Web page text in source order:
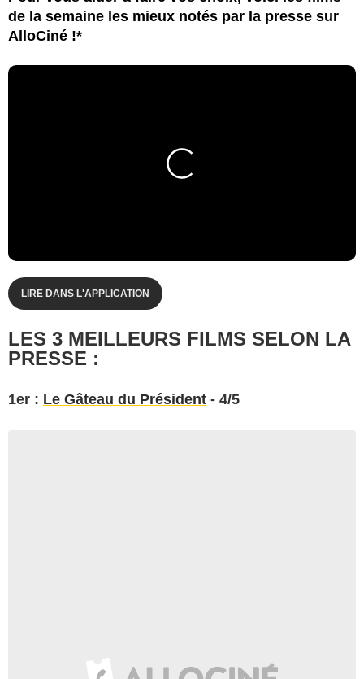
de la semaine les mieux notés par la presse sur
AlloCiné !*
LIRE DANS L'APPLICATION
LES 3 MEILLEURS FILMS SELON LA
PRESSE :
1er : Le Gâteau du Président - 4/5